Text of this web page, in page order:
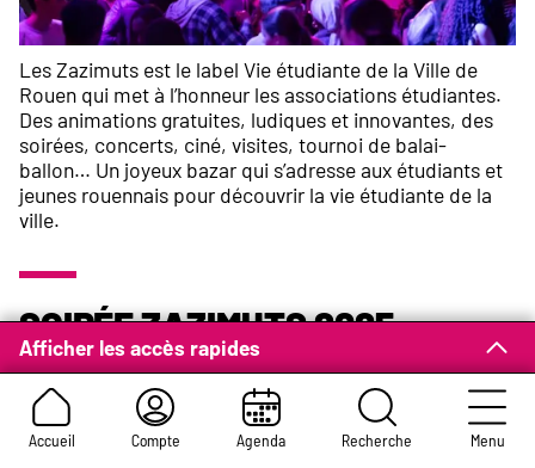
Accueil Compte Agenda Recherche Menu
Afficher les accès rapides
Les Zazimuts est le label Vie étudiante de la Ville de
Rouen qui met à l’honneur les associations étudiantes.
Des animations gratuites, ludiques et innovantes, des
soirées, concerts, ciné, visites, tournoi de balai-
ballon… Un joyeux bazar qui s’adresse aux étudiants et
jeunes rouennais pour découvrir la vie étudiante de la
ville.
Soirée Zazimuts 2025
Jeudi 13 novembre 2025, entrée libre de 19h à minuit
Place du Général-de-Gaulle
Pour tous les étudiants et jeunes rouennais (dans la
limite des places disponibles)